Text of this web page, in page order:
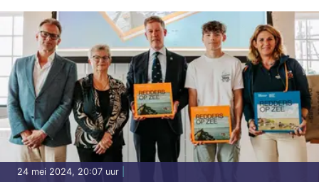
24 mei 2024, 20:07 uur